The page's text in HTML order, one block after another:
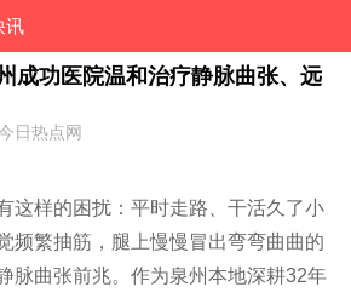
讯
成功医院温和治疗静脉曲张、远
日热点网
这样的困扰：平时走路、干活久了小
频繁抽筋，腿上慢慢冒出弯弯曲曲的
脉曲张前兆。作为泉州本地深耕32年